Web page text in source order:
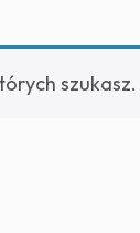
szukasz.